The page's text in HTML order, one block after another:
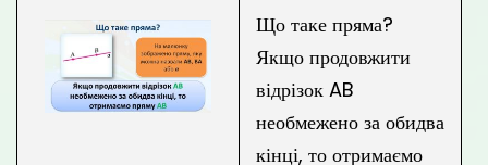
Що таке пряма?
Якщо продовжити
відрізок AB
необмежено за обидва
кінці, то отримаємо